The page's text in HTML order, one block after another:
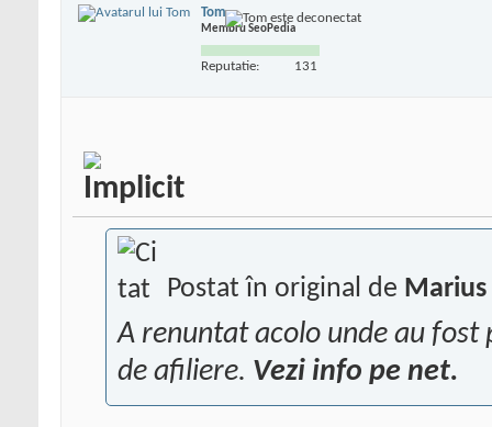
Tom
Membru SeoPedia
Reputatie: 131
Postat în original de Marius
A renuntat acolo unde au fost
de afiliere. Vezi info pe net.